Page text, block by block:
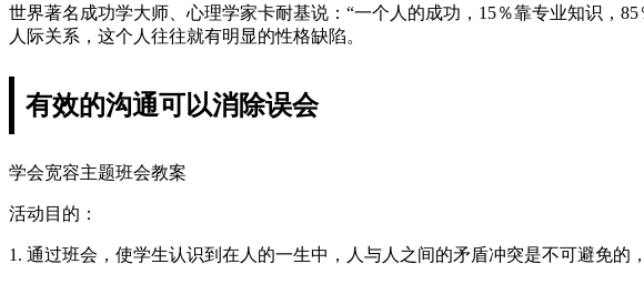
世界著名成功学大师、心理学家卡耐基说：“一个人的成功，15％靠专业知识，
人际关系，这个人往往就有明显的性格缺陷。
有效的沟通可以消除误会
学会宽容主题班会教案
活动目的：
1. 通过班会，使学生认识到在人的一生中，人与人之间的矛盾冲突是不可避免